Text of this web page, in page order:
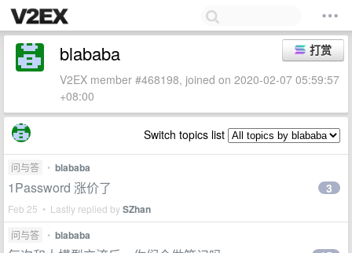
打赏
blababa
V2EX member #468198, joined on 2020-02-07 05:59:57
+08:00
Switch topics list
问与答 • blababa
1Password 涨价了
Feb 25 • Lastly replied bySZhan
3
问与答 • blababa